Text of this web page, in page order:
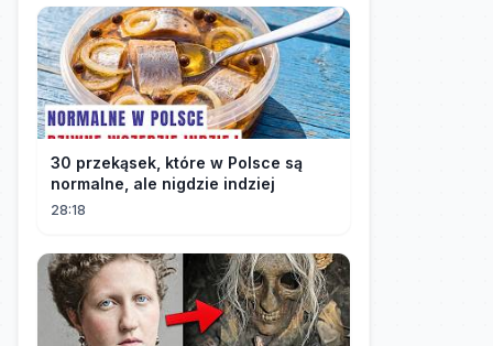
30 przekąsek, które w Polsce są
normalne, ale nigdzie indziej
28:18